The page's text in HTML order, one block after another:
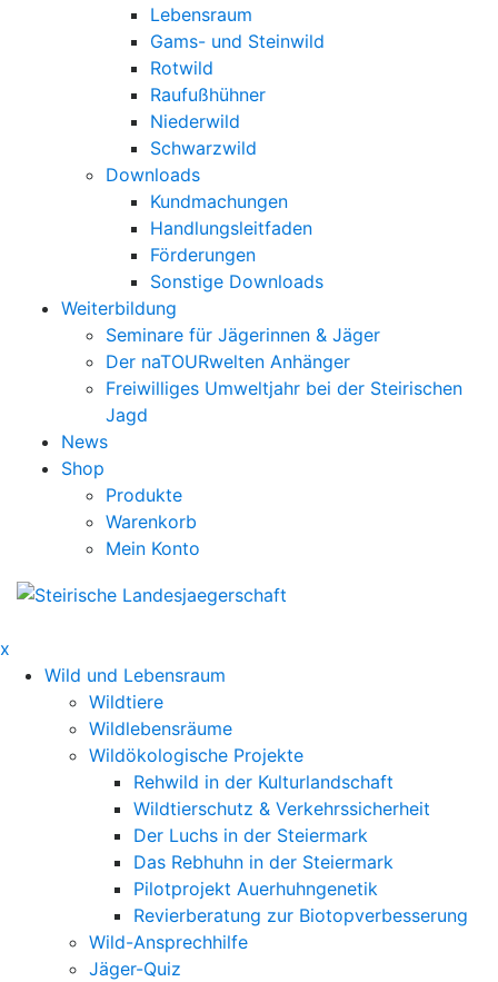
Lebensraum
Gams- und Steinwild
Rotwild
Raufußhühner
Niederwild
Schwarzwild
Downloads
Kundmachungen
Handlungsleitfaden
Förderungen
Sonstige Downloads
Weiterbildung
Seminare für Jägerinnen & Jäger
Der naTOURwelten Anhänger
Freiwilliges Umweltjahr bei der Steirischen
Jagd
News
Shop
Produkte
Warenkorb
Mein Konto
x
Wild und Lebensraum
Wildtiere
Wildlebensräume
Wildökologische Projekte
Rehwild in der Kulturlandschaft
Wildtierschutz & Verkehrssicherheit
Der Luchs in der Steiermark
Das Rebhuhn in der Steiermark
Pilotprojekt Auerhuhngenetik
Revierberatung zur Biotopverbesserung
Wild-Ansprechhilfe
Jäger-Quiz